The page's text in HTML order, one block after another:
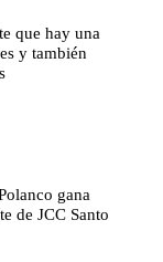
que hay una
y también
gana
de JCC Santo